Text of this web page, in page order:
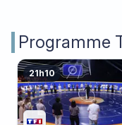
Programme
21h10